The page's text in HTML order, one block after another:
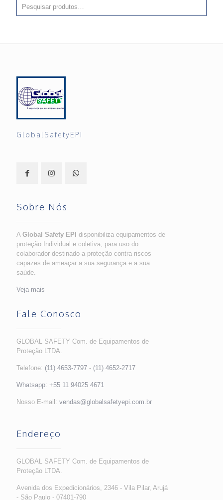
GlobalSafetyEPI
Sobre Nós
A Global Safety EPI disponibiliza equipamentos de
proteção Individual e coletiva, para uso do
colaborador destinado a proteção contra riscos
capazes de ameaçar a sua segurança e a sua
saúde.
Veja mais
Fale Conosco
GLOBAL SAFETY Com. de Equipamentos de
Proteção LTDA.
Telefone: (11) 4653-7797 - (11) 4652-2717
Whatsapp: +55 11 94025 4671
Nosso E-mail: vendas@globalsafetyepi.com.br
Endereço
GLOBAL SAFETY Com. de Equipamentos de
Proteção LTDA.
Avenida dos Expedicionários, 2346 - Vila Pilar, Arujá
- São Paulo - 07401-790